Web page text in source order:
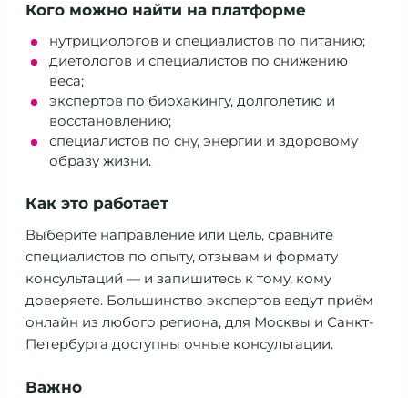
Кого можно найти на платформе
нутрициологов и специалистов по питанию;
диетологов и специалистов по снижению
веса;
экспертов по биохакингу, долголетию и
восстановлению;
специалистов по сну, энергии и здоровому
образу жизни.
Как это работает
Выберите направление или цель, сравните
специалистов по опыту, отзывам и формату
консультаций — и запишитесь к тому, кому
доверяете. Большинство экспертов ведут приём
онлайн из любого региона, для Москвы и Санкт-
Петербурга доступны очные консультации.
Важно